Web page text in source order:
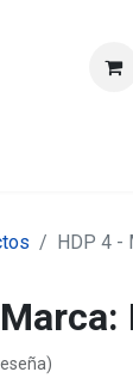
HDP 4 -